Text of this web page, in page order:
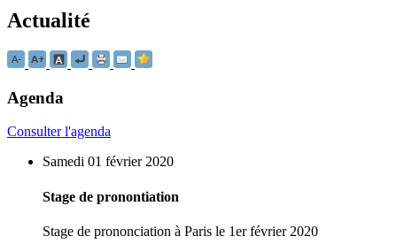
Actualité
Agenda
Consulter l'agenda
Samedi 01 février 2020
Stage de pronontiation
Stage de prononciation à Paris le 1er février 2020